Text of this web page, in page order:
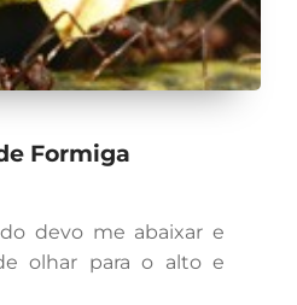
Formiga
devo me abaixar e
olhar para o alto e